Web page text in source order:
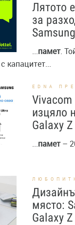
Лятото
за
...памет.
капацитет...
EDNA
изцяло
Galaxy
...памет–
място:
Galaxy Z